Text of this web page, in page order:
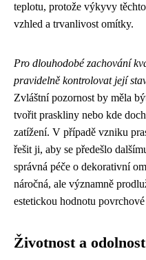
teplotu, protože výkyvy
vzhled a trvanlivost omítky.
Pro dlouhodobé zachování
pravidelně kontrolovat její
Zvláštní pozornost by měla
tvořit praskliny nebo kde
zatížení. V případě vzniku
řešit ji, aby se předešlo
správná péče o dekorativní
náročná, ale významně
estetickou hodnotu
Životnost a